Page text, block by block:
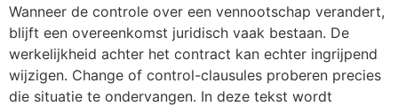
Wanneer de controle over een vennootschap verandert,
blijft een overeenkomst juridisch vaak bestaan. De
werkelijkheid achter het contract kan echter ingrijpend
wijzigen. Change of control-clausules proberen precies
die situatie te ondervangen. In deze tekst wordt